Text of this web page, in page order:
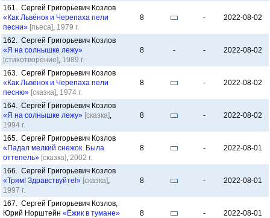
161. Сергей Григорьевич Козлов
«Как Львёнок и Черепаха пели
песни» [пьеса], 1979 г.
8 - 2022-08-02
162. Сергей Григорьевич Козлов
«Я на солнышке лежу»
[стихотворение], 1989 г.
8 - - 2022-08-02
163. Сергей Григорьевич Козлов
«Как Львёнок и Черепаха пели
песню» [сказка], 1974 г.
8 - 2022-08-02
164. Сергей Григорьевич Козлов
«Я на солнышке лежу» [сказка],
1994 г.
8 - 2022-08-02
165. Сергей Григорьевич Козлов
«Падал мелкий снежок. Была
оттепель» [сказка], 2002 г.
8 - 2022-08-01
166. Сергей Григорьевич Козлов
«Трям! Здравствуйте!» [сказка],
1997 г.
8 - 2022-08-01
167. Сергей Григорьевич Козлов,
Юрий Норштейн «Ёжик в тумане»
8 - 2022-08-01